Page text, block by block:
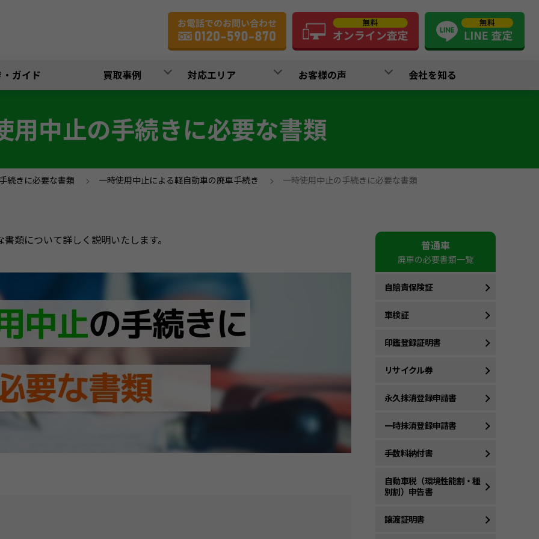
ガイド 買取事例 対応エリア お客様の声 会社を知る
用中止の手続きに必要な書類
続きに必要な書類 > 一時使用中止による軽自動車の廃車手続き > 一時使用中止の手続きに必要な書類
類について詳しく説明いたします。 普通車
廃車の必要書類一覧
自賠責保険証
車検証
印鑑登録証明書
リサイクル券
永久抹消登録申請書
一時抹消登録申請書
手数料納付書
自動車税（環境性能割・種
別割）申告書
譲渡証明書